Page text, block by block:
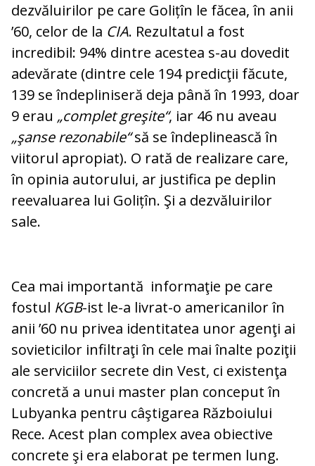
dezvăluirilor pe care Golițîn le făcea, în anii
’60, celor de la CIA. Re­zul­ta­tul a fost
incredibil: 94% dintre acestea s-au dovedit
adevărate (dintre cele 194 pre­dicţii făcute,
139 se îndepliniseră deja pâ­nă în 1993, doar
9 erau „complet gre­şi­te“, iar 46 nu aveau
„şanse rezonabile“să se îndeplinească în
viitorul apropiat). O rată de realizare care,
în opinia autorului, ar justifica pe deplin
reevaluarea lui Go­li­țîn. Şi a dezvăluirilor
sale.
Cea mai importantă informaţie pe care
fostul KGB-ist le-a li­vra­t-o americanilor în
anii ’60 nu pri­vea identitatea unor agenţi ai
so­vieticilor infiltraţi în cele mai înal­te poziţii
ale serviciilor secrete din Vest, ci existenţa
concretă a unui master plan conceput în
Lubyanka pentru câş­ti­ga­rea Războiului
Rece. Acest plan complex avea obiective
concrete şi era elaborat pe ter­men lung.